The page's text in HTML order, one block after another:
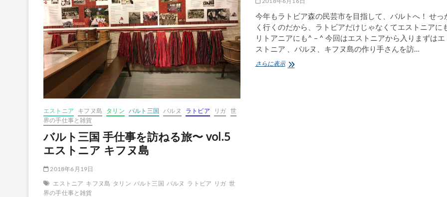
ね
る
旅〜
vol.7
ラ
ト
ビ
「森
の
市
へ」
日
め
ね
る
旅〜
vol.6
ラ
ト
ビ
エストニア キフヌ島 タリン バルト三国 パルヌ ラトビア リガ 世
界の手仕事と雑貨
バルト三国 手仕事を訪ねる旅〜 vol.5
エストニア キフヌ島
2018年6月19日
エストニア キフヌ島 タリン バルト三国 パルヌ ラトビア リガ 世
界の手仕事と雑貨
今年もラトビア森の民芸市を目指して、バルトへ！ せっ
く行くのだから、ラトビアだけじゃなくてエストニアに
リトアニアにも^ – ^ 今回はエストニアから入りまずはエ
ストニア 、パルヌ、キフヌ島の作り手さんを訪…
さらに表示バ